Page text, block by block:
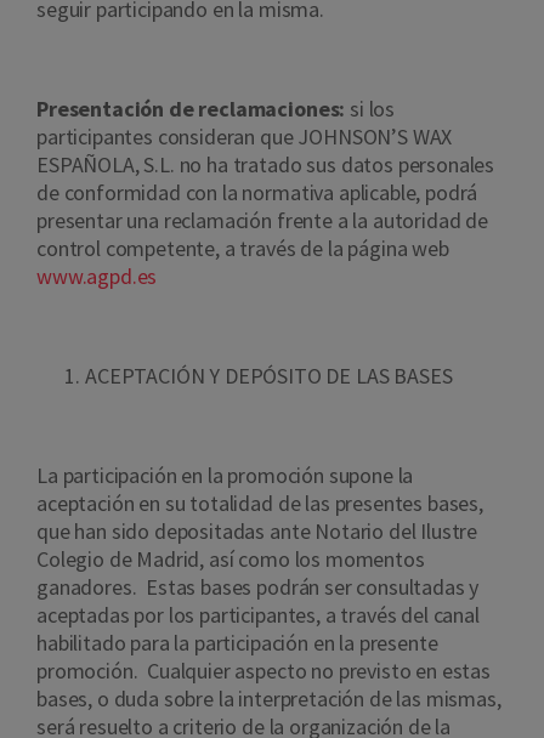
seguir participando en la misma.
Presentación de reclamaciones: si los
participantes consideran que JOHNSON’S WAX
ESPAÑOLA, S.L. no ha tratado sus datos personales
de conformidad con la normativa aplicable, podrá
presentar una reclamación frente a la autoridad de
control competente, a través de la página web
www.agpd.es
ACEPTACIÓN Y DEPÓSITO DE LAS BASES
La participación en la promoción supone la
aceptación en su totalidad de las presentes bases,
que han sido depositadas ante Notario del Ilustre
Colegio de Madrid, así como los momentos
ganadores. Estas bases podrán ser consultadas y
aceptadas por los participantes, a través del canal
habilitado para la participación en la presente
promoción. Cualquier aspecto no previsto en estas
bases, o duda sobre la interpretación de las mismas,
será resuelto a criterio de la organización de la